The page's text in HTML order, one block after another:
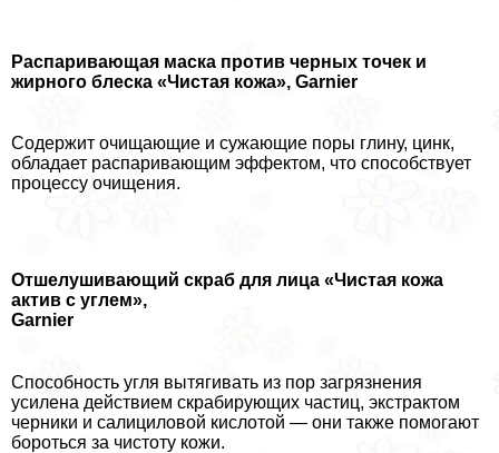
Распаривающая маска против черных точек и
жирного блеска «Чистая кожа», Garnier
Содержит очищающие и сужающие поры глину, цинк,
обладает распаривающим эффектом, что способствует
процессу очищения.
Отшелушивающий скраб для лица «Чистая кожа
актив с углем»,
Garnier
Способность угля вытягивать из пор загрязнения
усилена действием скрабирующих частиц, экстpaктом
черники и салициловой кислотой — они также помогают
бороться за чистоту кожи.